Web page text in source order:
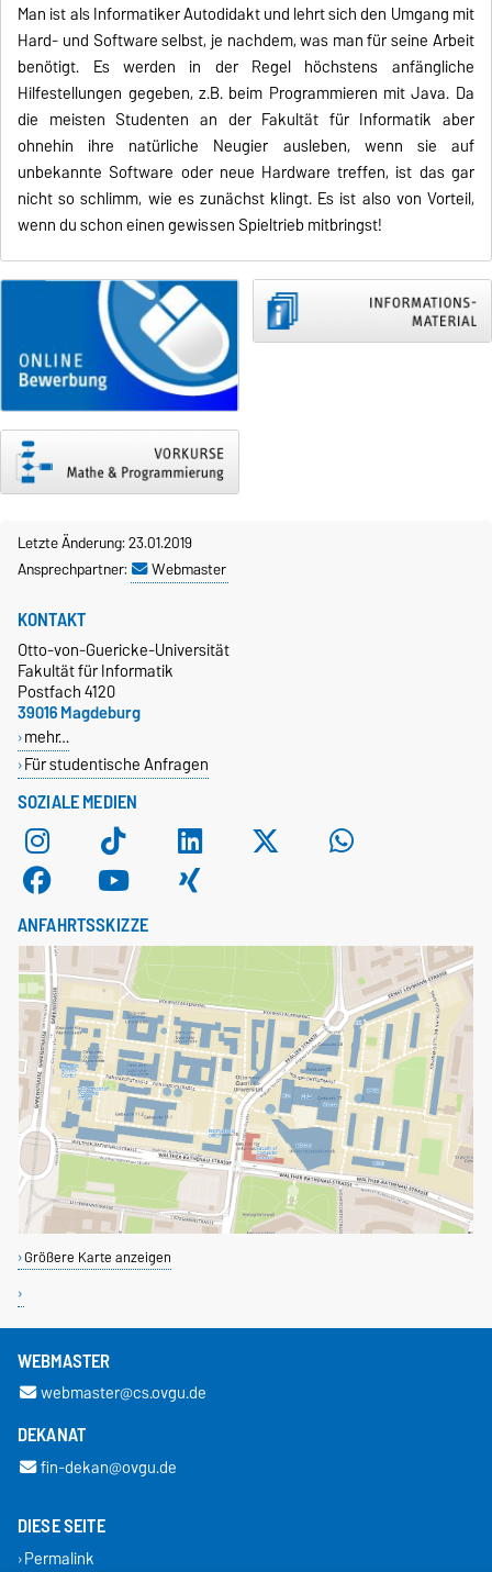
Man ist als Informatiker Autodidakt und lehrt sich den Umgang mit
Hard- und Software selbst, je nachdem, was man für seine Arbeit
benötigt. Es werden in der Regel höchstens anfängliche
Hilfestellungen gegeben, z.B. beim Programmieren mit Java. Da
die meisten Studenten an der Fakultät für Informatik aber
ohnehin ihre natürliche Neugier ausleben, wenn sie auf
unbekannte Software oder neue Hardware treffen, ist das gar
nicht so schlimm, wie es zunächst klingt. Es ist also von Vorteil,
wenn du schon einen gewissen Spieltrieb mitbringst!
Letzte Änderung: 23.01.2019
Ansprechpartner:
Webmaster
SOZIALE MEDIEN
KONTAKT
Otto-von-Guericke-Universität
Fakultät für Informatik
Postfach 4120
39016 Magdeburg
mehr…
Für studentische Anfragen
ANFAHRTSSKIZZE
Größere Karte anzeigen
WEBMASTER
webmaster@cs.ovgu.de
DEKANAT
fin-dekan@ovgu.de
DIESE SEITE
Permalink